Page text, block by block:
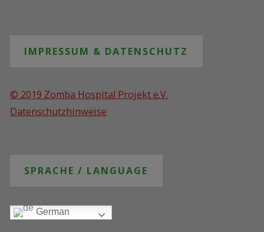
IMPRESSUM & DATENSCHUTZ
© 2019 Zomba Hospital Projekt e.V.
Datenschutzhinweise
SPRACHE / LANGUAGE
German